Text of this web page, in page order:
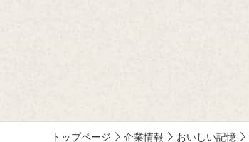
トップページ 企業情報 おいしい記憶